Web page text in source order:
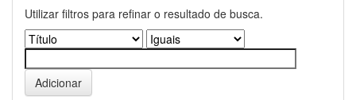
Utilizar filtros para refinar o resultado de busca.